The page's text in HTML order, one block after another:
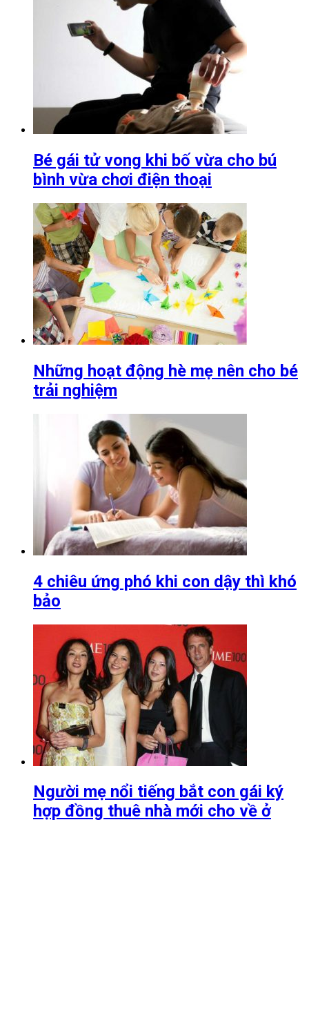
Bé gái tử vong khi bố vừa cho bú
bình vừa chơi điện thoại
Những hoạt động hè mẹ nên cho bé
trải nghiệm
4 chiêu ứng phó khi con dậy thì khó
bảo
Người mẹ nổi tiếng bắt con gái ký
hợp đồng thuê nhà mới cho về ở